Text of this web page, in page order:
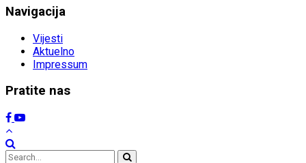
Navigacija
Vijesti
Aktuelno
Impressum
Pratite nas